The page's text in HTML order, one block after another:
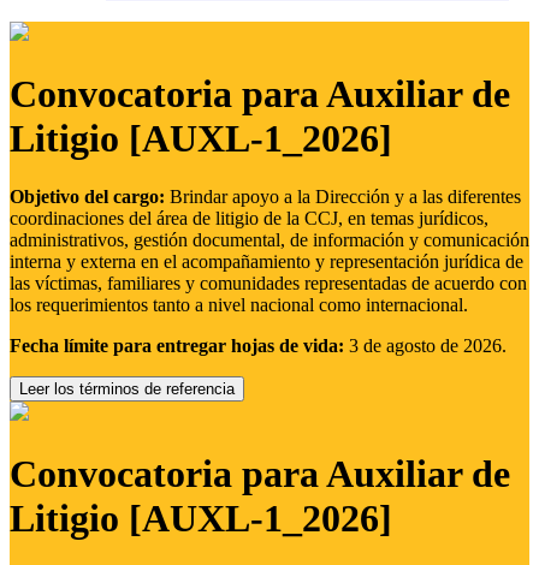
Convocatoria para Auxiliar de
Litigio [AUXL-1_2026]
Objetivo del cargo: Brindar apoyo a la Dirección y a las diferentes
coordinaciones del área de litigio de la CCJ, en temas jurídicos,
administrativos, gestión documental, de información y comunicación
interna y externa en el acompañamiento y representación jurídica de
las víctimas, familiares y comunidades representadas de acuerdo con
los requerimientos tanto a nivel nacional como internacional.
Fecha límite para entregar hojas de vida: 3 de agosto de 2026.
Leer los términos de referencia
Convocatoria para Auxiliar de
Litigio [AUXL-1_2026]